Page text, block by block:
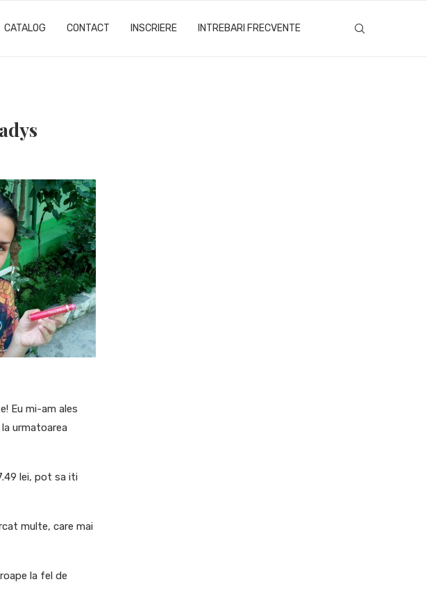
CATALOG CONTACT INSCRIERE INTREBARI FRECVENTE
Eu mi-am ales
urmatoarea
lei, pot sa iti
multe, care mai
la fel de